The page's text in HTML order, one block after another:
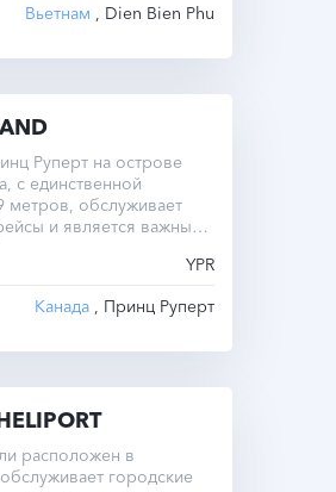
Вьетнам , Dien Bien Phu
Руперт на острове
с единственной
метров, обслуживает
и является важным
YPR
Канада , Принц Руперт
расположен в
городские